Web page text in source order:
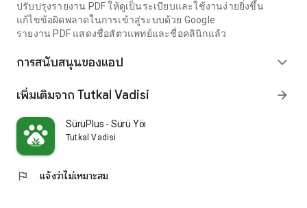
ปรับปรุงรายงาน PDF ให้ดูเป็นระเบียบและใช้งานง่ายยิ่งขึ้น
แก้ไขข้อผิดพลาดในการเข้าสู่ระบบด้วย Google
รายงาน PDF แสดงชื่อสัตวแพทย์และชื่อคลินิกแล้ว
การสนับสนุนของแอป expand_more
เพิ่มเติมจาก Tutkal Vadisi arrow_forward
SürüPlus - Sürü Yönetimi
Tutkal Vadisi
flag แจ้งว่าไม่เหมาะสม